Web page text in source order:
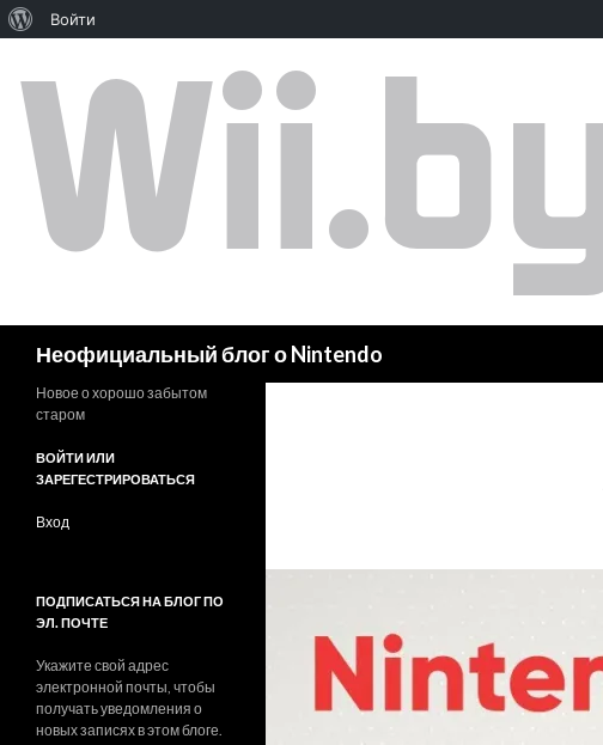
Неофициальный блог о Nintendo
Новое о хорошо забытом
старом
ВОЙТИ ИЛИ
ЗАРЕГЕСТРИРОВАТЬСЯ
Вход
ПОДПИСАТЬСЯ НА БЛОГ ПО
ЭЛ. ПОЧТЕ
Укажите свой адрес
электронной почты, чтобы
получать уведомления о
новых записях в этом блоге.
Войти